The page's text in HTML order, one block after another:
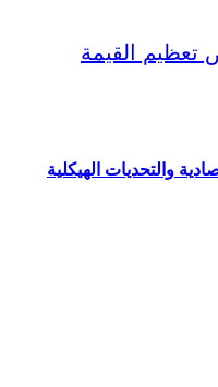
والتحديات الهيكلية